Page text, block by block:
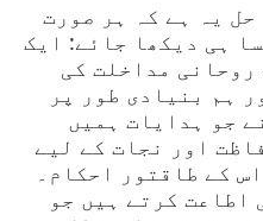
یہ ہے کہ ہر صورت
ہی دیکھا جائے: ایک
مداخلت کی
ہم بنیادی طور پر
جو ہدایات ہمیں
اور نجات کے لیے
کے طاقتور احکام۔
اطاعت کرتے ہیں جو